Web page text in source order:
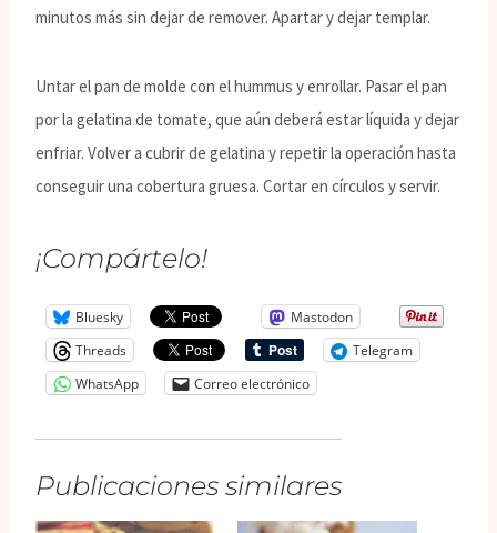
minutos más sin dejar de remover. Apartar y dejar templar.
Untar el pan de molde con el hummus y enrollar. Pasar el pan
por la gelatina de tomate, que aún deberá estar líquida y dejar
enfriar. Volver a cubrir de gelatina y repetir la operación hasta
conseguir una cobertura gruesa. Cortar en círculos y servir.
¡Compártelo!
Bluesky
Mastodon
Threads
Telegram
WhatsApp
Correo electrónico
Publicaciones similares